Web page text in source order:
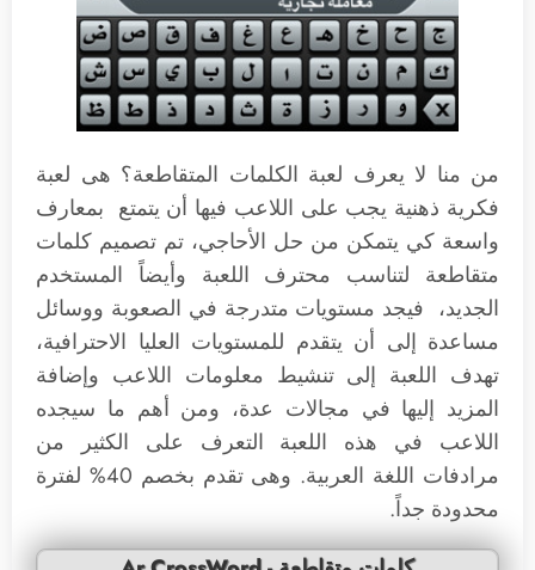
من منا لا يعرف لعبة الكلمات المتقاطعة؟ هى لعبة
فكرية ذهنية يجب على اللاعب فيها أن يتمتع بمعارف
واسعة كي يتمكن من حل الأحاجي، تم تصميم كلمات
متقاطعة لتناسب محترف اللعبة وأيضاً المستخدم
الجديد، فيجد مستويات متدرجة في الصعوبة ووسائل
مساعدة إلى أن يتقدم للمستويات العليا الاحترافية،
تهدف اللعبة إلى تنشيط معلومات اللاعب وإضافة
المزيد إليها في مجالات عدة، ومن أهم ما سيجده
اللاعب في هذه اللعبة التعرف على الكثير من
مرادفات اللغة العربية. وهى تقدم بخصم 40% لفترة
محدودة جداً.